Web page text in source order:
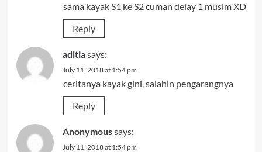
sama kayak S1 ke S2 cuman delay 1 musim XD
Reply
aditiasays:
July 11, 2018 at 1:54 pm
ceritanya kayak gini, salahin pengarangnya
Reply
Anonymoussays:
July 11, 2018 at 1:54 pm